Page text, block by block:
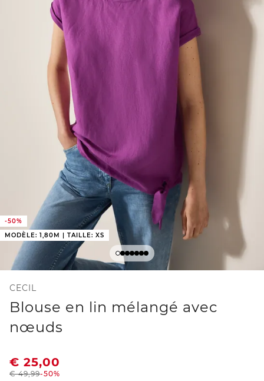
-50%
MODÈLE: 1,80M | TAILLE: XS
CECIL
Blouse en lin mélangé avec
nœuds
€ 25,00
€49,99-50%